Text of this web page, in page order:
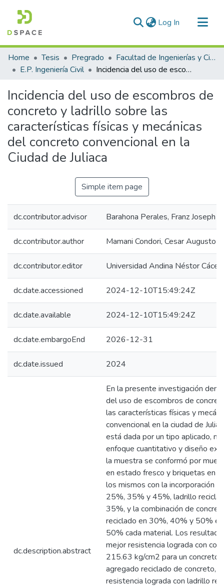
Log In (current)
Communities & Collections
All of DSpace
Home Tesis Pregrado
Facultad de Ingenierías y Ciencias Puras
E.P. Ingeniería Civil
Incidencia del uso de escombros de concreto y ladrillo sobre las características físicas y mecánicas del concreto convencional en la Ciudad de Juliaca
Incidencia del uso de escombros de
concreto y ladrillo sobre las
características físicas y mecánicas
del concreto convencional en la
Ciudad de Juliaca
Simple item page
dc.contributor.advisor Barahona Perales, Franz Joseph
dc.contributor.author Mamani Condori, Cesar Augusto
dc.contributor.editor Universidad Andina Néstor
dc.date.accessioned 2024-12-10T15:49:24Z
dc.date.available 2024-12-10T15:49:24Z
dc.date.embargoEnd 2026-12-31
dc.date.issued 2024
dc.description.abstract
En la presente investigación
del uso de escombros de
las características físicas y
convencional en la ciudad de
está dada por un tipo aplicado,
enfoque cuantitativo y diseño
la muestra se conformó por
en estado fresco y briquetas en
los mismos con la incorporación
25%, 35% y 45%, ladrillo
35%, y la combinación de
reciclado en 30%, 40% y 50%
50% cada material. Los
mejor resistencia lograda con
215.63 kg/cm2 para un concreto
agregado reciclado de concreto,
resistencia lograda con ladrillo